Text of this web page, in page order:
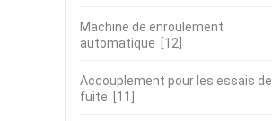
Machine de enroulement
automatique [12]
Accouplement pour les essais de
fuite [11]